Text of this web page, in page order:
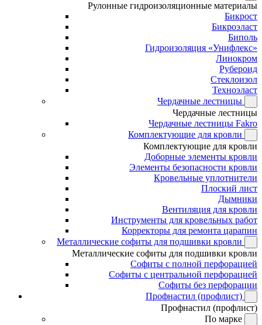
Рулонные гидроизоляционные материалы
Бикрост
Бикроэласт
Биполь
Гидроизоляция «Унифлекс»
Линокром
Рубероид
Стеклоизол
Техноэласт
Чердачные лестницы
Чердачные лестницы
Чердачные лестницы Fakro
Комплектующие для кровли
Комплектующие для кровли
Доборные элементы кровли
Элементы безопасности кровли
Кровельные уплотнители
Плоский лист
Дымники
Вентиляция для кровли
Инструменты для кровельных работ
Корректоры для ремонта царапин
Металлические софиты для подшивки кровли
Металлические софиты для подшивки кровли
Софиты с полной перфорацией
Софиты с центральной перфорацией
Софиты без перфорации
Профнастил (профлист)
Профнастил (профлист)
По марке